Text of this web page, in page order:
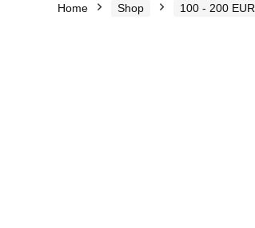
Home Shop 100 - 200 EUR